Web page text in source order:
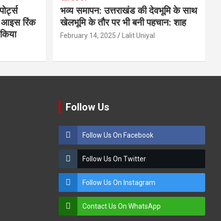
आइस रिंक
भव्य समापन: उत्तराखंड की देवभूमि के साथ
खेलभूमि के तौर पर भी बनी पहचान: शाह
February 14, 2025 Lalit Uniyal
Follow Us
Follow Us On Facebook
Follow Us On Twitter
Follow Us On Instagram
Contact Us On WhatsApp